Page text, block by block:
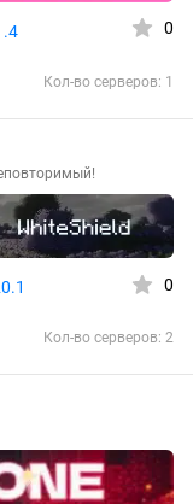
0
Кол-во серверов: 1
0
Кол-во серверов: 2